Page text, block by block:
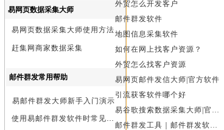
易网页数据采集大师
易网页数据采集大师使用方法
赶集网商家数据采集
邮件群发常用帮助
易邮件群发大师新手入门演示
使用易邮件群发软件时常见问题解决方法问与答
外贸怎么开发客户
邮件群发软件
地图信息采集软件
如何在网上找客户资源？
外贸怎么找客户资源
易网页邮件发信大师|官方软件
引流获客软件哪个好
易谷歌搜索数据采集大师|官方软件
邮件群发工具｜邮件群发软件｜邮件群发器